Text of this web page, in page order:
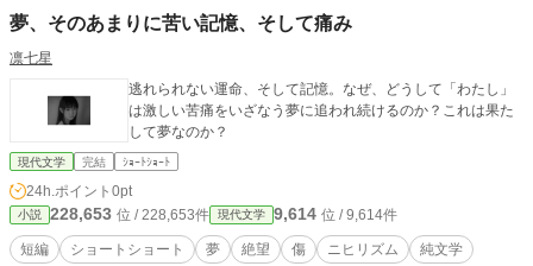
夢、そのあまりに苦い記憶、そして痛み
凛七星
逃れられない運命、そして記憶。なぜ、どうして「わたし」
は激しい苦痛をいざなう夢に追われ続けるのか？これは果た
して夢なのか？
現代文学 完結 ｼｮｰﾄｼｮｰﾄ
24h.ポイント 0pt
小説 228,653 位 / 228,653件 現代文学 9,614 位 / 9,614件
短編 ショートショート 夢 絶望 傷 ニヒリズム 純文学